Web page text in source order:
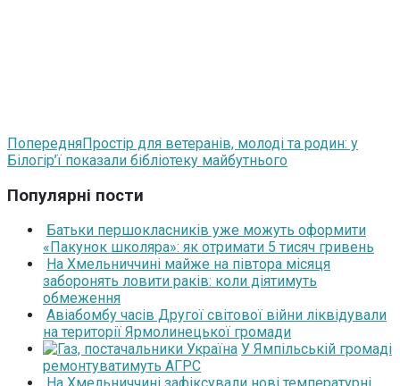
ПопередняПростір для ветеранів, молоді та родин: у
Білогір’ї показали бібліотеку майбутнього
Популярні пости
Батьки першокласників уже можуть оформити
«Пакунок школяра»: як отримати 5 тисяч гривень
На Хмельниччині майже на півтора місяця
заборонять ловити раків: коли діятимуть
обмеження
Авіабомбу часів Другої світової війни ліквідували
на території Ярмолинецької громади
У Ямпільській громаді
ремонтуватимуть АГРС